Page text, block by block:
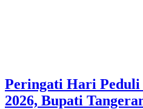
Peringati Hari Peduli
2026, Bupati